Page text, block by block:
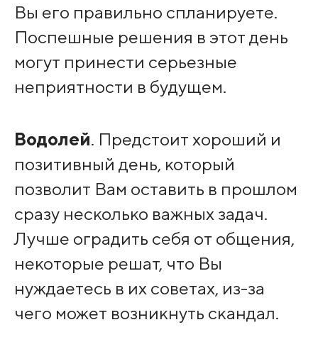
Вы его правильно спланируете.
Поспешные решения в этот день
могут принести серьезные
неприятности в будущем.
Водолей. Предстоит хороший и
позитивный день, который
позволит Вам оставить в прошлом
сразу несколько важных задач.
Лучше оградить себя от общения,
некоторые решат, что Вы
нуждаетесь в их советах, из-за
чего может возникнуть скандал.